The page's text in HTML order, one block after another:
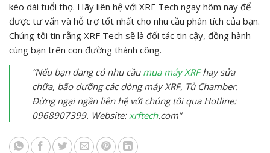
kéo dài tuổi thọ. Hãy liên hệ với XRF Tech ngay hôm nay để
được tư vấn và hỗ trợ tốt nhất cho nhu cầu phân tích của bạn.
Chúng tôi tin rằng XRF Tech sẽ là đối tác tin cậy, đồng hành
cùng bạn trên con đường thành công.
“Nếu bạn đang có nhu cầu mua máy XRFhay sửa
chữa, bão dưỡng các dòng máy XRF, Tủ Chamber.
Đừng ngại ngần liên hệ với chúng tôi qua Hotline:
0968907399. Website:xrftech.com”